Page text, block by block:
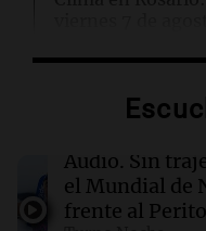
Incendio en
00:05 Política y
Ley de
Audio. Sin
el Mundial de
frente al